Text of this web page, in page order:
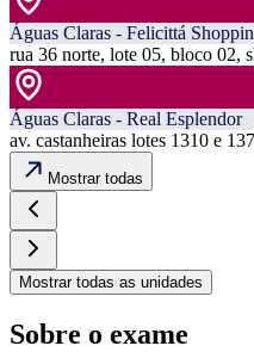
Águas Claras - Felicittá
rua 36 norte, lote 05, bloco 02,
Águas Claras - Real Esplendor
av. castanheiras lotes 1310 e
Mostrar todas
Mostrar todas as unidades
Sobre o exame